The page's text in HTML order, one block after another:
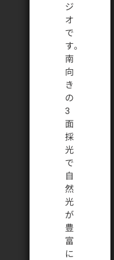
ジ
オ
で
す。
南
向
き
の
3
面
採
光
で
自
然
光
が
豊
富
に